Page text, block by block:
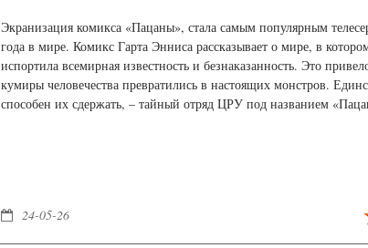
Экранизация комикса «Пацаны», стала самым популярным
года в мире. Комикс Гарта Энниса рассказывает о мире, в
испортила всемирная известность и безнаказанность. Это
кумиры человечества превратились в настоящих монстров.
способен их сдержать, – тайный отряд ЦРУ под названием
24-05-26